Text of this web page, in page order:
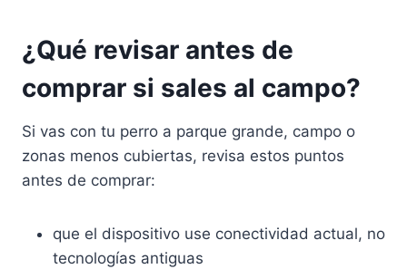
¿Qué revisar antes de
comprar si sales al campo?
Si vas con tu perro a parque grande, campo o
zonas menos cubiertas, revisa estos puntos
antes de comprar:
que el dispositivo use conectividad actual, no
tecnologías antiguas